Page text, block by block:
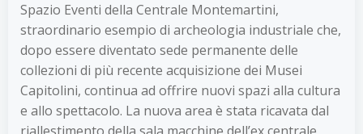
Spazio Eventi della Centrale Montemartini,
straordinario esempio di archeologia industriale che,
dopo essere diventato sede permanente delle
collezioni di più recente acquisizione dei Musei
Capitolini, continua ad offrire nuovi spazi alla cultura
e allo spettacolo. La nuova area è stata ricavata dal